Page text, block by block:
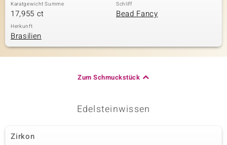
Karatgewicht Summe
17,955 ct
Schliff
Bead Fancy
Herkunft
Brasilien
Zum Schmuckstück
Edelsteinwissen
Zirkon